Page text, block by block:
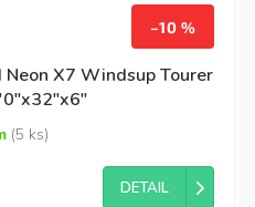
–10 %
X7 Windsup Tourer
hodnocení
(5 ks)
DETAIL